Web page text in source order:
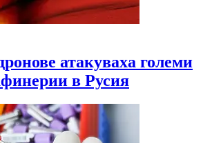
атакуваха големи
в Русия